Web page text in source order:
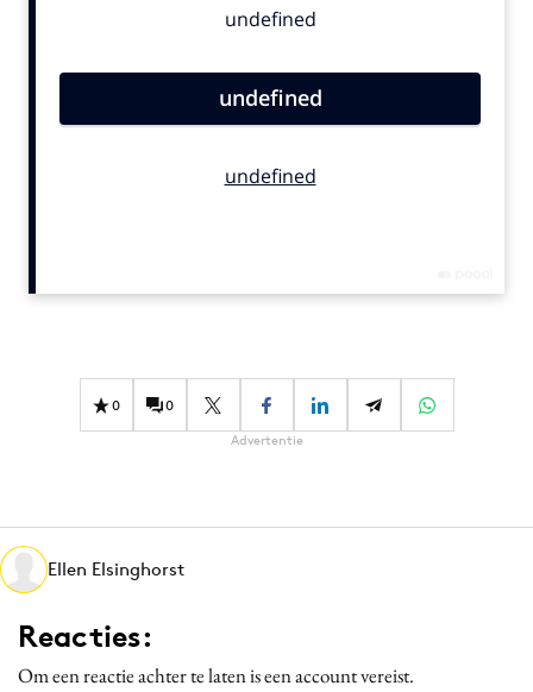
Contentmarketing
Effectiviteit
Gedragsverandering
Martech
Media
Merkstrategie
PR
Programmatic
0 0
Advertentie
Ellen Elsinghorst
Reacties:
Om een reactie achter te laten is een account vereist.